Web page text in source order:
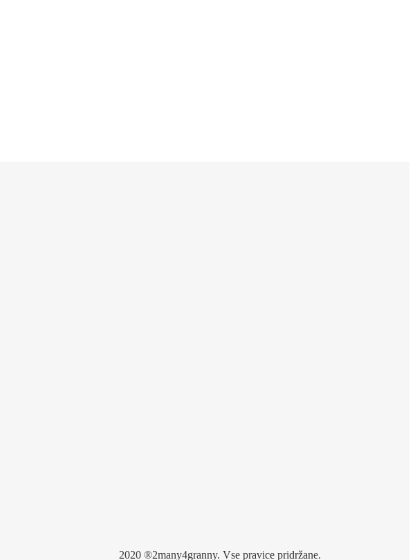
2020 ®2many4granny. Vse pravice pridržane.